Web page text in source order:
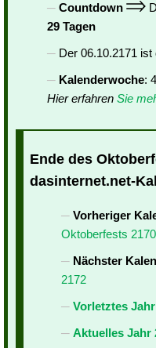
Countdown
29 Tagen
Der 06.10.2171 ist
Kalenderwoche:
Hier erfahren Sie
Ende des
dasinternet.net-
Vorheriger
Oktoberfests 2170
Nächster
2172
Vorletztes Jahr
Aktuelles Jahr